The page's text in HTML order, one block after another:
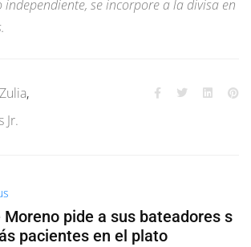
se incorpore a la divisa en
,
Jr.
Moreno pide a sus bateadores s
pacientes en el plato